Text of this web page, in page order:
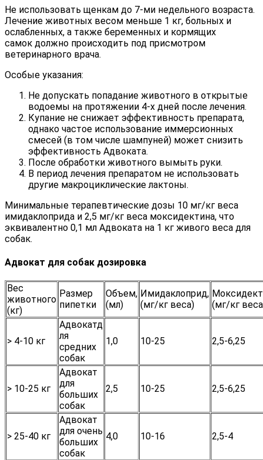
Не использовать щенкам до 7-ми недельного возраста.
Лечение животных весом меньше 1 кг, больных и
ослабленных, а также беременных и кормящих
самок должно происходить под присмотром
ветеринарного врача.
Особые указания:
Не допускать попадание животного в открытые
водоемы на протяжении 4-х дней после лечения.
Купание не снижает эффективность препарата,
однако частое использование иммерсионных
смесей (в том числе шампуней) может снизить
эффективность Адвоката.
После обработки животного вымыть руки.
В период лечения препаратом не использовать
другие макроциклические лактоны.
Минимальные терапевтические дозы 10 мг/кг веса
имидаклоприда и 2,5 мг/кг веса моксидектина, что
эквивалентно 0,1 мл Адвоката на 1 кг живого веса для
собак.
Адвокат для собак дозировка
Вес
животного
(кг)
Размер
пипетки
Объем,
(мл)
Имидаклоприд,
(мг/кг веса)
(мг/кг
> 4-10 кг
Адвокатд
ля
средних
собак
1,0 10-25 2,5-6,25
> 10-25 кг
Адвокат
для
больших
собак
2,5 10-25 2,5-6,25
> 25-40 кг
Адвокат
для очень
больших
собак
4,0 10-16 2,5-4